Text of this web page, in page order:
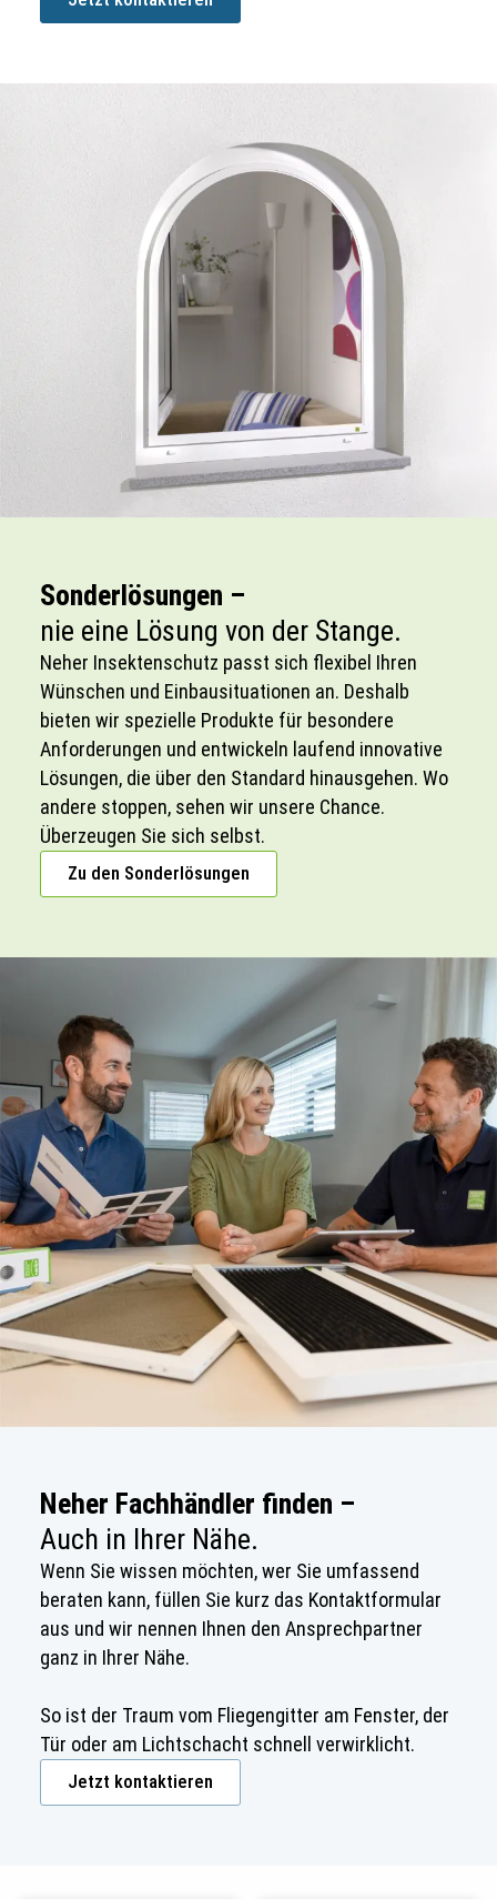
Sonderlösungen –
nie eine Lösung von der Stange.
Neher Insektenschutz passt sich flexibel Ihren
Wünschen und Einbausituationen an. Deshalb
bieten wir spezielle Produkte für besondere
Anforderungen und entwickeln laufend innovative
Lösungen, die über den Standard hinausgehen. Wo
andere stoppen, sehen wir unsere Chance.
Überzeugen Sie sich selbst.
Zu den Sonderlösungen
Neher Fachhändler finden –
Auch in Ihrer Nähe.
Wenn Sie wissen möchten, wer Sie umfassend
beraten kann, füllen Sie kurz das Kontaktformular
aus und wir nennen Ihnen den Ansprechpartner
ganz in Ihrer Nähe.
So ist der Traum vom Fliegengitter am Fenster, der
Tür oder am Lichtschacht schnell verwirklicht.
Jetzt kontaktieren